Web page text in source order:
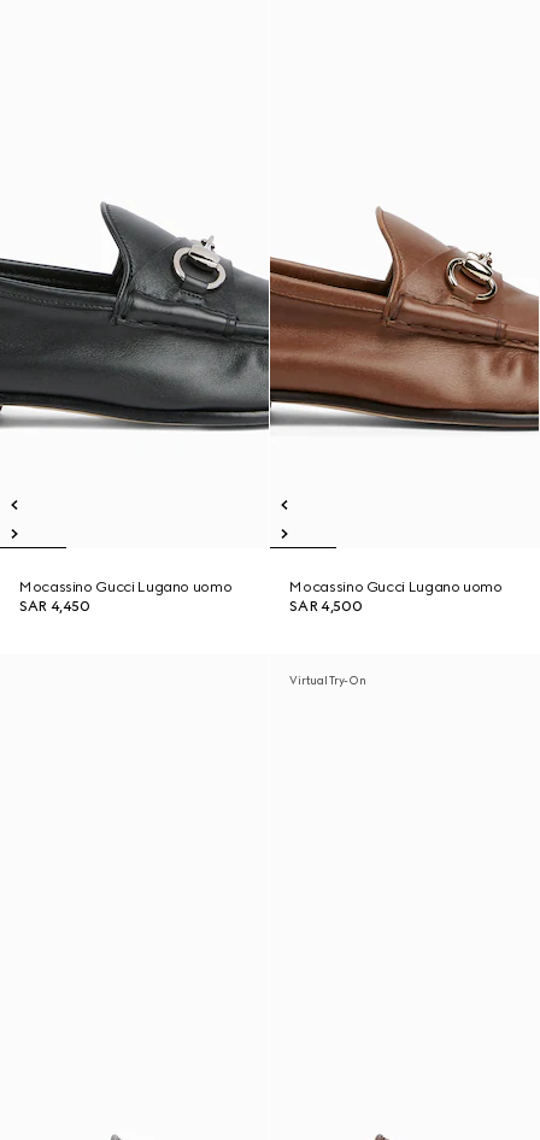
Mocassino Gucci Lugano uomo
SAR 4,450
Mocassino Gucci Lugano uomo
SAR 4,500
Virtual Try-On